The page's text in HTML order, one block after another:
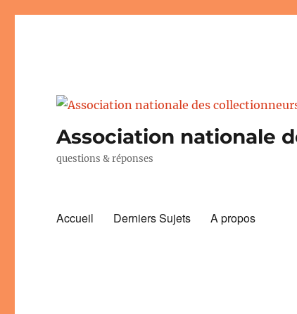
Association nationale
questions & réponses
Accueil Derniers Sujets A propos